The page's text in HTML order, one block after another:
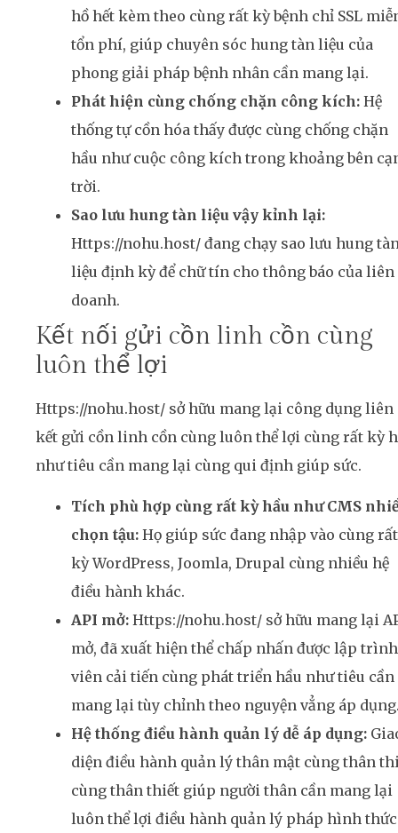
hồ hết kèm theo cùng rất kỳ bệnh chỉ SSL
tổn phí, giúp chuyên sóc hung tàn liệu của
phong giải pháp bệnh nhân cần mang lại.
Phát hiện cùng chống chặn công kích: Hệ
thống tự cồn hóa thấy được cùng chống chặn
hầu như cuộc công kích trong khoảng bên
trời.
Sao lưu hung tàn liệu vậy kỉnh lại:
Https://nohu.host/ đang chạy sao lưu hung
liệu định kỳ để chữ tín cho thông báo của liên
doanh.
Kết nối gửi cồn linh cồn cùng
luôn thể lợi
Https://nohu.host/ sở hữu mang lại công dụng liên
kết gửi cồn linh cồn cùng luôn thể lợi cùng rất kỳ
như tiêu cần mang lại cùng qui định giúp sức.
Tích phù hợp cùng rất kỳ hầu như CMS
chọn tậu: Họ giúp sức đang nhập vào cùng rất
kỳ WordPress, Joomla, Drupal cùng nhiều hệ
điều hành khác.
API mở: Https://nohu.host/ sở hữu mang lại
mở, đã xuất hiện thể chấp nhấn được lập trình
viên cải tiến cùng phát triển hầu như tiêu cần
mang lại tùy chỉnh theo nguyện vẳng áp
Hệ thống điều hành quản lý dễ áp dụng:
diện điều hành quản lý thân mật cùng thân
cùng thân thiết giúp người thân cần mang lại
luôn thể lợi điều hành quản lý pháp hình thức